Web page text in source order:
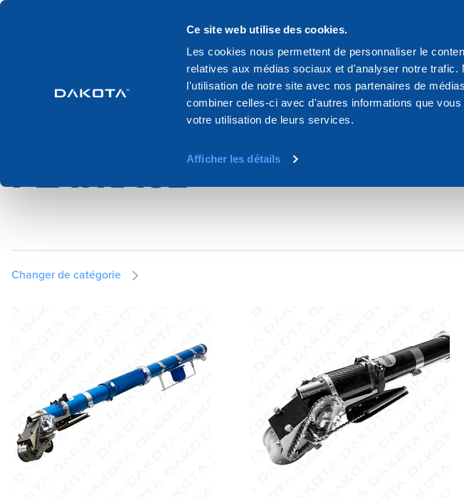
Ce site web utilise des cookies.
Les cookies nous permettent de personnaliser le
relatives aux médias sociaux et d'analyser notre
l'utilisation de notre site avec nos partenaires de
combiner celles-ci avec d'autres informations que
votre utilisation de leurs services.
Afficher les détails
Plaques de platre materiel de platrage
PLAQUES DE PLÂTRE
PLÂTRAGE
Changer de catégorie